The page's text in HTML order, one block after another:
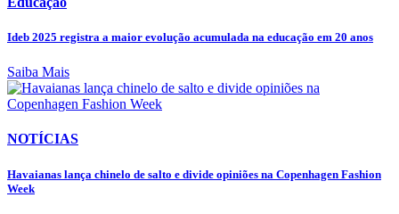
Ideb 2025 registra a maior evolução acumulada na educação em 20 anos
Saiba Mais
NOTÍCIAS
Havaianas lança chinelo de salto e divide opiniões na Copenhagen Fashion
Week